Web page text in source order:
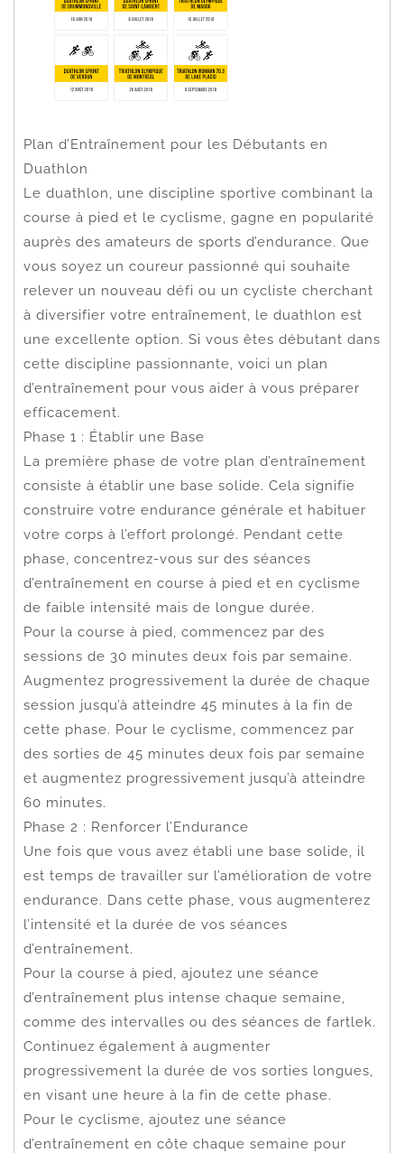
Plan d’Entraînement pour les Débutants en
Duathlon
Le duathlon, une discipline sportive combinant la
course à pied et le cyclisme, gagne en popularité
auprès des amateurs de sports d’endurance. Que
vous soyez un coureur passionné qui souhaite
relever un nouveau défi ou un cycliste cherchant
à diversifier votre entraînement, le duathlon est
une excellente option. Si vous êtes débutant dans
cette discipline passionnante, voici un plan
d’entraînement pour vous aider à vous préparer
efficacement.
Phase 1 : Établir une Base
La première phase de votre plan d’entraînement
consiste à établir une base solide. Cela signifie
construire votre endurance générale et habituer
votre corps à l’effort prolongé. Pendant cette
phase, concentrez-vous sur des séances
d’entraînement en course à pied et en cyclisme
de faible intensité mais de longue durée.
Pour la course à pied, commencez par des
sessions de 30 minutes deux fois par semaine.
Augmentez progressivement la durée de chaque
session jusqu’à atteindre 45 minutes à la fin de
cette phase. Pour le cyclisme, commencez par
des sorties de 45 minutes deux fois par semaine
et augmentez progressivement jusqu’à atteindre
60 minutes.
Phase 2 : Renforcer l’Endurance
Une fois que vous avez établi une base solide, il
est temps de travailler sur l’amélioration de votre
endurance. Dans cette phase, vous augmenterez
l’intensité et la durée de vos séances
d’entraînement.
Pour la course à pied, ajoutez une séance
d’entraînement plus intense chaque semaine,
comme des intervalles ou des séances de fartlek.
Continuez également à augmenter
progressivement la durée de vos sorties longues,
en visant une heure à la fin de cette phase.
Pour le cyclisme, ajoutez une séance
d’entraînement en côte chaque semaine pour